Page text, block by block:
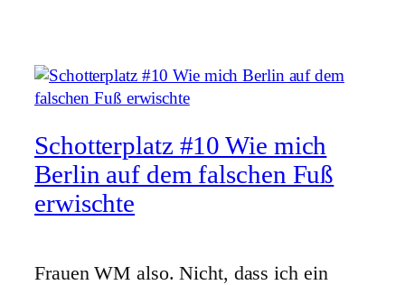
Schotterplatz #10 Wie mich
Berlin auf dem falschen Fuß
erwischte
Frauen WM also. Nicht, dass ich ein